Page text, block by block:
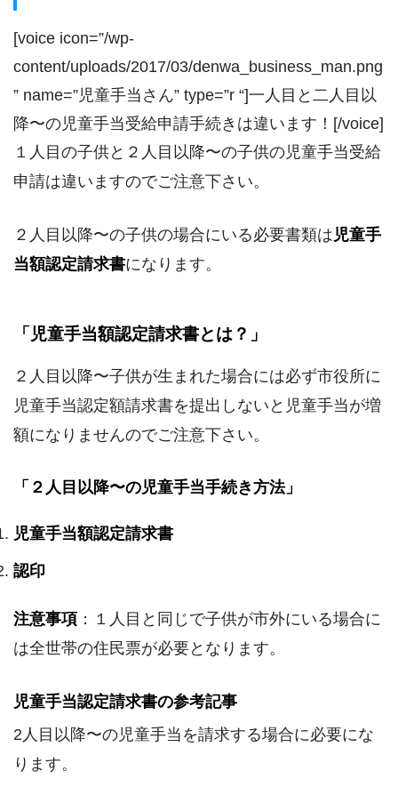
[voice icon=”/wp-
content/uploads/2017/03/denwa_business_man.png
” name=”児童手当さん” type=”r “]一人目と二人目以
降〜の児童手当受給申請手続きは違います！[/voice]
１人目の子供と２人目以降〜の子供の児童手当受給
申請は違いますのでご注意下さい。
２人目以降〜の子供の場合にいる必要書類は 児童手
当額認定請求書になります。
「児童手当額認定請求書とは？」
２人目以降〜子供が生まれた場合には必ず市役所に
児童手当認定額請求書を提出しないと児童手当が増
額になりませんのでご注意下さい。
「２人目以降〜の児童手当手続き方法」
児童手当額認定請求書
認印
注意事項 ：１人目と同じで子供が市外にいる場合に
は全世帯の住民票が必要となります。
児童手当認定請求書の参考記事
2人目以降〜の児童手当を請求する場合に必要にな
ります。